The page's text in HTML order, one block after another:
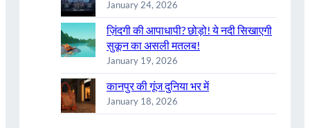
January 24, 2026
ज़िंदगी की आपाधापी? छोड़ो! ये नदी सिखाएगी
सुकून का असली मतलब!
January 19, 2026
कानपुर की गूंज दुनिया भर में
January 18, 2026